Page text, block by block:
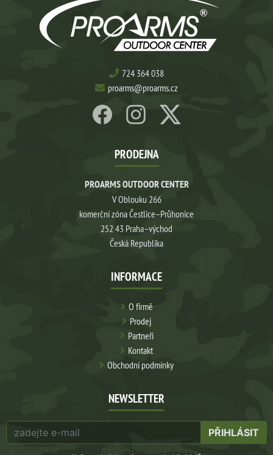
724 364 038
proarms@proarms.cz
PRODEJNA
PROARMS OUTDOOR CENTER
V Oblouku 266
komerční zóna Čestlice–Průhonice
252 43 Praha–východ
Česká Republika
INFORMACE
O firmě
Prodej
Partneři
Kontakt
Obchodní podmínky
NEWSLETTER
PŘIHLÁSIT